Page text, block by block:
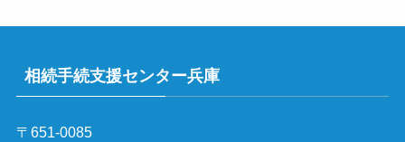
相続手続支援センター兵庫
〒651-0085